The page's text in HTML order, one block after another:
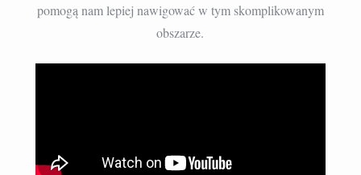
pomogą nam lepiej nawigować w tym skomplikowanym
obszarze.